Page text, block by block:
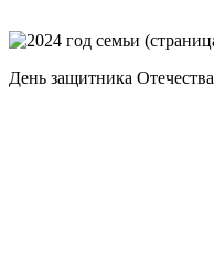
День защитника Отечества